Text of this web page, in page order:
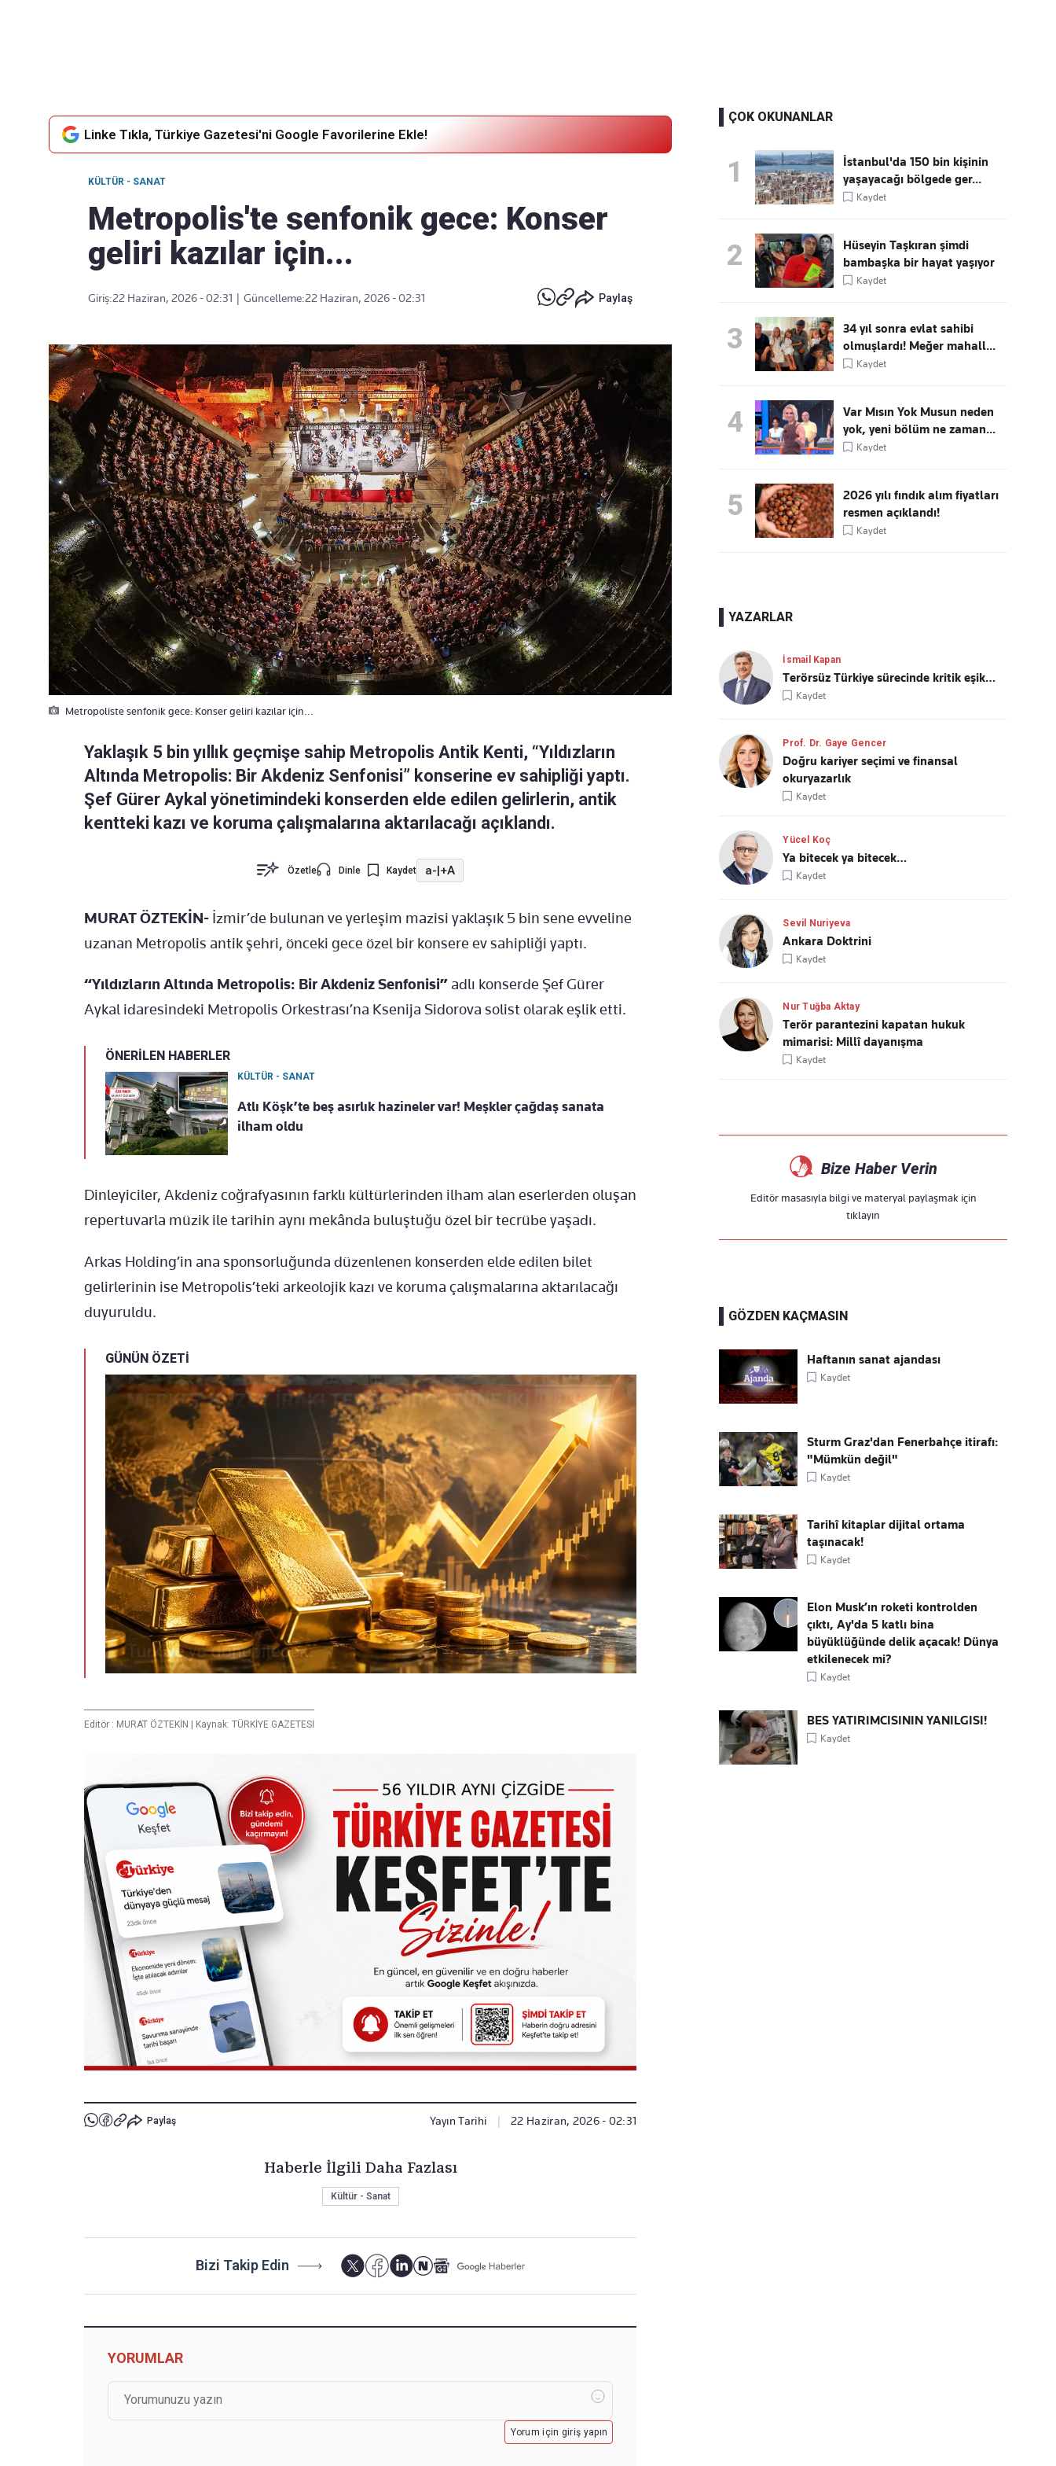
Linke Tıkla, Türkiye Gazetesi'ni Google Favorilerine Ekle!
KÜLTÜR - SANAT
Metropolis'te senfonik gece: Konser
geliri kazılar için...
Giriş:22 Haziran, 2026 - 02:31 Güncelleme:22 Haziran, 2026 - 02:31 Paylaş
Metropoliste senfonik gece: Konser geliri kazılar için...
Yaklaşık 5 bin yıllık geçmişe sahip Metropolis Antik Kenti, “Yıldızların
Altında Metropolis: Bir Akdeniz Senfonisi” konserine ev sahipliği yaptı.
Şef Gürer Aykal yönetimindeki konserden elde edilen gelirlerin, antik
kentteki kazı ve koruma çalışmalarına aktarılacağı açıklandı.
Özetle Dinle Kaydet a-|+A
MURAT ÖZTEKİN- İzmir’de bulunan ve yerleşim mazisi yaklaşık 5 bin sene evveline
uzanan Metropolis antik şehri, önceki gece özel bir konsere ev sahipliği yaptı.
“Yıldızların Altında Metropolis: Bir Akdeniz Senfonisi” adlı konserde Şef Gürer
Aykal idaresindeki Metropolis Orkestrası’na Ksenija Sidorova solist olarak eşlik etti.
ÖNERİLEN HABERLER
KÜLTÜR - SANAT
Atlı Köşk’te beş asırlık hazineler var! Meşkler çağdaş sanata
ilham oldu
Dinleyiciler, Akdeniz coğrafyasının farklı kültürlerinden ilham alan eserlerden oluşan
repertuvarla müzik ile tarihin aynı mekânda buluştuğu özel bir tecrübe yaşadı.
Arkas Holding’in ana sponsorluğunda düzenlenen konserden elde edilen bilet
gelirlerinin ise Metropolis’teki arkeolojik kazı ve koruma çalışmalarına aktarılacağı
duyuruldu.
GÜNÜN ÖZETİ
Editör : MURAT ÖZTEKİN | Kaynak: TÜRKİYE GAZETESİ
Paylaş Yayın Tarihi 22 Haziran, 2026 - 02:31
Haberle İlgili Daha Fazlası
Kültür - Sanat
Bizi Takip Edin
YORUMLAR
Yorum için giriş yapın
ÇOK OKUNANLAR
1
İstanbul'da 150 bin kişinin
yaşayacağı bölgede ger...
Kaydet
2
Hüseyin Taşkıran şimdi
bambaşka bir hayat yaşıyor
Kaydet
3
34 yıl sonra evlat sahibi
olmuşlardı! Meğer mahall...
Kaydet
4
Var Mısın Yok Musun neden
yok, yeni bölüm ne zaman...
Kaydet
5
2026 yılı fındık alım fiyatları
resmen açıklandı!
Kaydet
YAZARLAR
İsmail Kapan
Terörsüz Türkiye sürecinde kritik eşik…
Kaydet
Prof. Dr. Gaye Gencer
Doğru kariyer seçimi ve finansal
okuryazarlık
Kaydet
Yücel Koç
Ya bitecek ya bitecek…
Kaydet
Sevil Nuriyeva
Ankara Doktrini
Kaydet
Nur Tuğba Aktay
Terör parantezini kapatan hukuk
mimarisi: Millî dayanışma
Kaydet
Bize Haber Verin
Editör masasıyla bilgi ve materyal paylaşmak için
tıklayın
GÖZDEN KAÇMASIN
Haftanın sanat ajandası
Kaydet
Sturm Graz'dan Fenerbahçe itirafı:
"Mümkün değil"
Kaydet
Tarihî kitaplar dijital ortama
taşınacak!
Kaydet
Elon Musk’ın roketi kontrolden
çıktı, Ay'da 5 katlı bina
büyüklüğünde delik açacak! Dünya
etkilenecek mi?
Kaydet
BES YATIRIMCISININ YANILGISI!
Kaydet